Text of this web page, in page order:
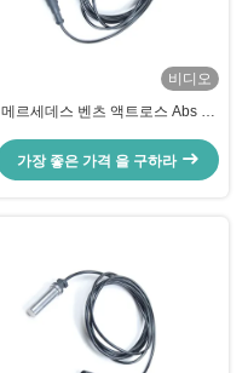
비디오
메르세데스 벤츠 액트로스 Abs 회
4410329410 0035423518
가장 좋은 가격 을 구하라